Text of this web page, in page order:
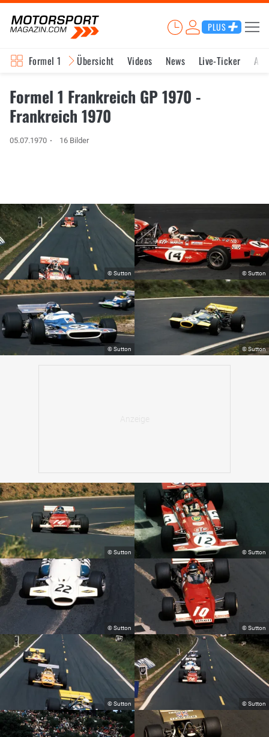
PLUS
Formel 1 Übersicht Videos News Live-Ticker
Formel 1 Frankreich GP 1970 -
Frankreich 1970
05.07.1970 16 Bilder